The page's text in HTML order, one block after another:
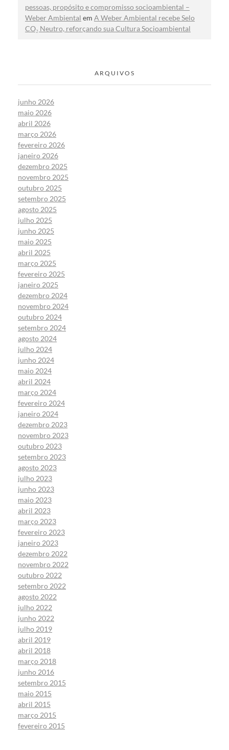
pessoas, propósito e compromisso socioambiental –
Weber Ambiental em A Weber Ambiental recebe Selo
CO₂ Neutro, reforçando sua Cultura Socioambiental
ARQUIVOS
junho 2026
maio 2026
abril 2026
março 2026
fevereiro 2026
janeiro 2026
dezembro 2025
novembro 2025
outubro 2025
setembro 2025
agosto 2025
julho 2025
junho 2025
maio 2025
abril 2025
março 2025
fevereiro 2025
janeiro 2025
dezembro 2024
novembro 2024
outubro 2024
setembro 2024
agosto 2024
julho 2024
junho 2024
maio 2024
abril 2024
março 2024
fevereiro 2024
janeiro 2024
dezembro 2023
novembro 2023
outubro 2023
setembro 2023
agosto 2023
julho 2023
junho 2023
maio 2023
abril 2023
março 2023
fevereiro 2023
janeiro 2023
dezembro 2022
novembro 2022
outubro 2022
setembro 2022
agosto 2022
julho 2022
junho 2022
julho 2019
abril 2019
abril 2018
março 2018
junho 2016
setembro 2015
maio 2015
abril 2015
março 2015
fevereiro 2015